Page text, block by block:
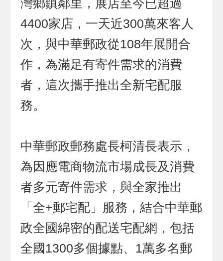
灣鄉鎮鄰里，展店至今已超過
4400家店，一天近300萬來客人
次，與中華郵政從108年展開合
作，為滿足有寄件需求的消費
者，這次攜手推出全新宅配服
務。
中華郵政郵務處長柯清長表示，
為因應電商物流市場成長及消費
者多元寄件需求，與全家推出
「全+郵宅配」服務，結合中華郵
政全國綿密的配送宅配網，包括
全國1300多個據點、1萬多名郵